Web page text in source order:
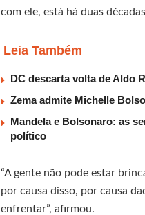
com ele, está há duas
Leia Também
DC descarta volta de Aldo
Zema admite Michelle
Mandela e Bolsonaro: as
político
“A gente não pode estar
por causa disso, por causa
enfrentar”, afirmou.